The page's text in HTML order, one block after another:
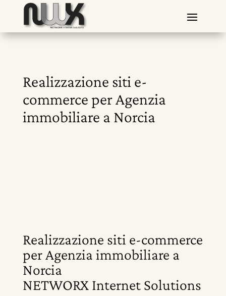
Realizzazione siti e-
commerce per Agenzia
immobiliare a Norcia
Realizzazione siti e-commerce
per Agenzia immobiliare a
Norcia
NETWORX Internet Solutions